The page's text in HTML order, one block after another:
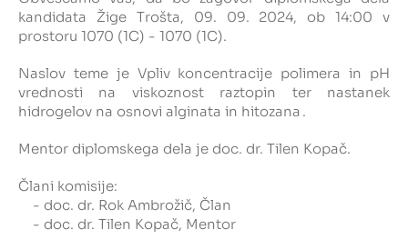
Javna naročila
kandidata Žige Trošta, 09. 09. 2024, ob 14:00 v
prostoru 1070 (1C) - 1070 (1C).
Naslov teme je Vpliv koncentracije polimera in pH
vrednosti na viskoznost raztopin ter nastanek
hidrogelov na osnovi alginata in hitozana .
Mentor diplomskega dela je doc. dr. Tilen Kopač.
Člani komisije:
- doc. dr. Rok Ambrožič, Član
- doc. dr. Tilen Kopač, Mentor